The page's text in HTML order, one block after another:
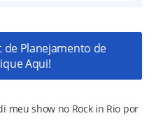
de Planejamento de
Aqui!
meu show no Rock in Rio por